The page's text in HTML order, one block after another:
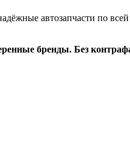
автозапчасти по
бренды. Без